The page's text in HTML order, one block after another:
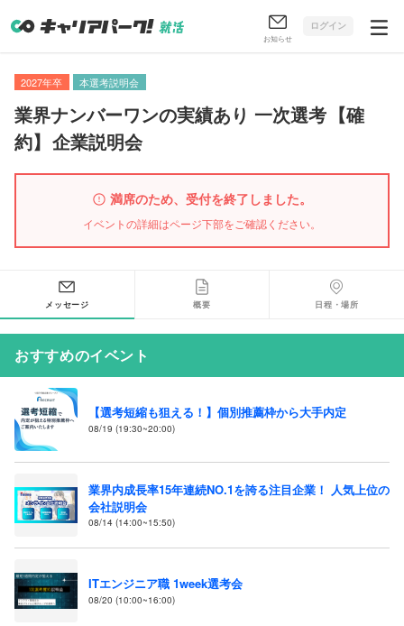
お知らせ
ログイン
2027年卒 本選考説明会
業界ナンバーワンの実績あり 一次選考 【確
約】 企業説明会
満席のため、受付を終了しました。
イベントの詳細はページ下部をご確認ください。
メッセージ 概要 日程・場所
おすすめのイベント
【選考短縮も狙える！】個別推薦枠から大手内定
08/19 (19:30~20:00)
業界内成長率15年連続NO.1を誇る注目企業！ 人気上位の
会社説明会
08/14 (14:00~15:50)
ITエンジニア職 1week選考会
08/20 (10:00~16:00)